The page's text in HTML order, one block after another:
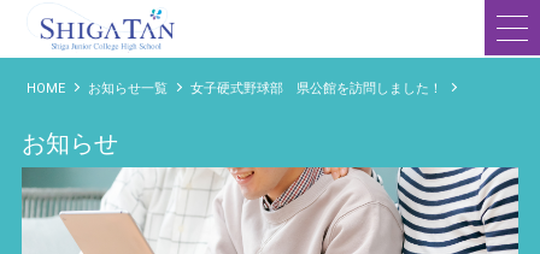
滋賀短期大学附属高等学校
HOME
お知らせ一覧 女子硬式野球部 県公館を訪問しました！
お知らせ